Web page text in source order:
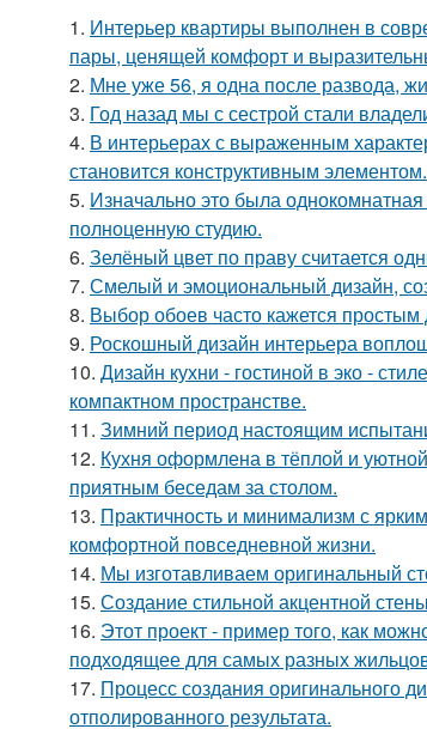
1. Интерьер квартиры выполнен в
пары, ценящей комфорт и
2. Мне уже 56, я одна после развода,
3. Год назад мы с сестрой стали
4. В интерьерах с выраженным
становится конструктивным элементом.
5. Изначально это была
полноценную студию.
6. Зелёный цвет по праву считается
7. Смелый и эмоциональный дизайн,
8. Выбор обоев часто кажется
9. Роскошный дизайн интерьера
10. Дизайн кухни - гостиной в эко -
компактном пространстве.
11. Зимний период настоящим
12. Кухня оформлена в тёплой и
приятным беседам за столом.
13. Практичность и минимализм с
комфортной повседневной жизни.
14. Мы изготавливаем оригинальный
15. Создание стильной акцентной
16. Этот проект - пример того, как
подходящее для самых разных
17. Процесс создания оригинального
отполированного результата.